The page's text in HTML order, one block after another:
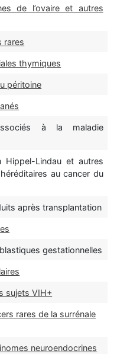
de l’ovaire et autres
rares
thymiques
péritoine
à la maladie
Hippel-Lindau et autres
au cancer du
après transplantation
gestationnelles
sujets VIH+
rares de la surrénale
neuroendocrines